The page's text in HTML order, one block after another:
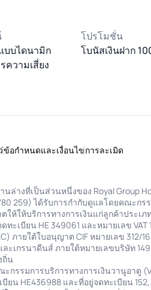
แบบไดนามิก
ความเสี่ยง
โปรโมชั่น
โบนัสเงินฝาก
ข้อกำหนดและเงื่อนไขการละเมิด
ล่างที่เป็นส่วนหนึ่งของ Royal Group
780 259) ได้รับการกำกับดูแลโดยคณะ
ให้ให้บริการทางการเงินแก่ลูกค้าปร
ดทะเบียน HE 349061 และหมายเลข
ภายใต้ใบอนุญาต CIF หมายเลข 312/16
ละเกรนาดีนส์ ภายใต้หมายเลขบริษัท
ถิ่น
ะกรรมการบริการทางการเงินวานูอาตู
ยน HE436988 และที่อยู่จดทะเบียน